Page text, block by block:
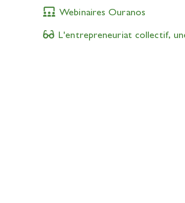
Webinaires Ouranos
L'entrepreneuriat collectif,